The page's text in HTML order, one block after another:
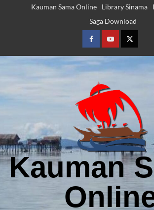
Kauman Sama Online Library Sinama
Saga Download
FacebookYoutubeTwitter
Kauman